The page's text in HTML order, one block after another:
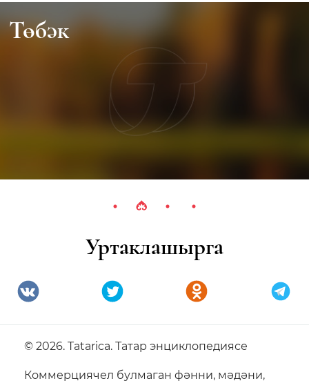
Төбәк
Уртаклашырга
© 2026. Tatarica. Татар энциклопедиясе
Коммерциячел булмаган фәнни, мәдәни,